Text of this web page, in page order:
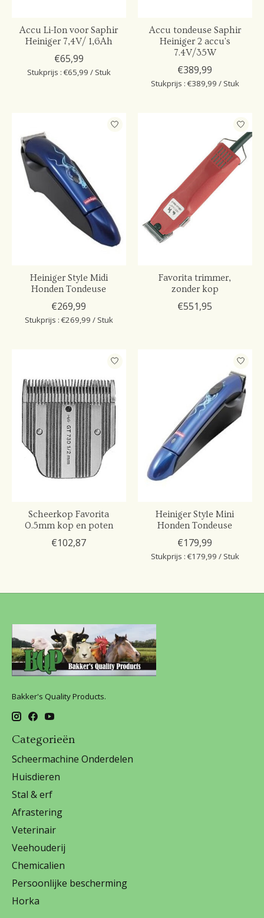
Accu Li-Ion voor Saphir
Heiniger 7,4V/ 1,6Ah
€65,99
Stukprijs : €65,99 / Stuk
Accu tondeuse Saphir
Heiniger 2 accu's
7.4V/35W
€389,99
Stukprijs : €389,99 / Stuk
Heiniger Style Midi
Honden Tondeuse
€269,99
Stukprijs : €269,99 / Stuk
Favorita trimmer,
zonder kop
€551,95
Scheerkop Favorita
0.5mm kop en poten
€102,87
Heiniger Style Mini
Honden Tondeuse
€179,99
Stukprijs : €179,99 / Stuk
Bakker's Quality Products.
Categorieën
Scheermachine Onderdelen
Huisdieren
Stal & erf
Afrastering
Veterinair
Veehouderij
Chemicalien
Persoonlijke bescherming
Horka